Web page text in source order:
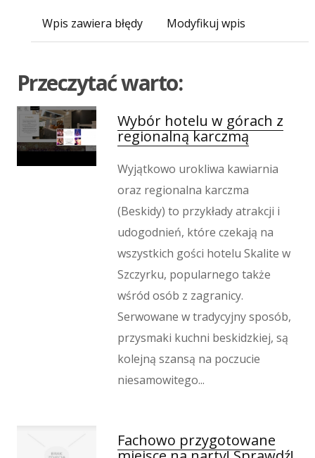
Salony, Komisy
E-marketing
Materiały Reklamowe
Wigor
Imprezy Integracyjne
Hobby
Zajęcia Sportowe i Rekreacyjne
Produkcja
Informatyczne
Restauracje, Catering
Fotografia
Adwokaci, Porady Prawne
Ślub i Wesele
Weterynaryjne, Hodowla Zwierząt
Sprzątanie, Porządkowanie
Serwis
Inne Usługi
Podróże
Wpis zawiera błędy Modyfikuj wpis
Przeczytać warto:
Wybór hotelu w górach z
regionalną karczmą
Wyjątkowo urokliwa kawiarnia
oraz regionalna karczma
(Beskidy) to przykłady atrakcji i
udogodnień, które czekają na
wszystkich gości hotelu Skalite w
Szczyrku, popularnego także
wśród osób z zagranicy.
Serwowane w tradycyjny sposób,
przysmaki kuchni beskidzkiej, są
kolejną szansą na poczucie
niesamowitego...
Fachowo przygotowane